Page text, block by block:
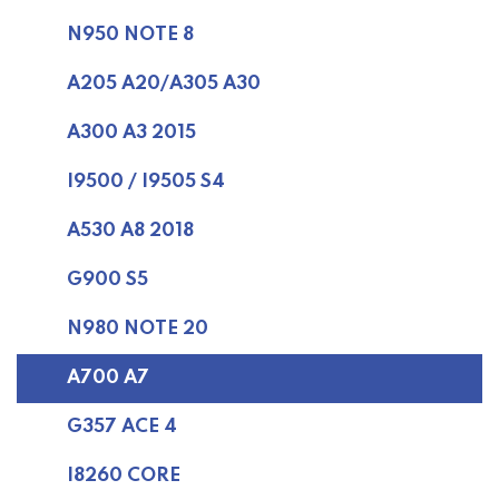
N950 NOTE 8
A205 A20/A305 A30
A300 A3 2015
I9500 / I9505 S4
A530 A8 2018
G900 S5
N980 NOTE 20
A700 A7
G357 ACE 4
I8260 CORE